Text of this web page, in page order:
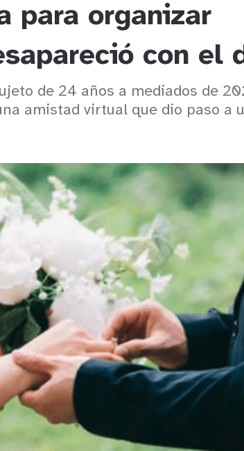
para organizar
con el
de 24 años a mediados de
amistad virtual que dio paso a